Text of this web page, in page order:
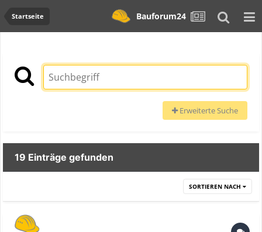
Startseite Bauforum24
Erweiterte Suche
19 Einträge gefunden
SORTIEREN NACH